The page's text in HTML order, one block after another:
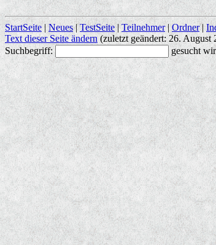
StartSeite|Neues|TestSeite|Teilnehmer|Ordner|
Text dieser Seite ändern (zuletzt geändert: 26. August
Suchbegriff:
gesucht